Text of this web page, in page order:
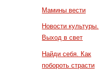
Мамины вести
Новости культуры.
Выход в свет
Найди себя. Как
побороть страсти